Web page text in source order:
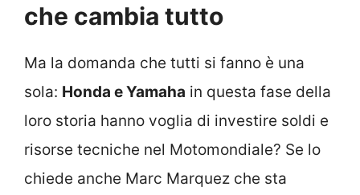
che cambia tutto
Ma la domanda che tutti si fanno è una
sola: Honda e Yamaha in questa fase della
loro storia hanno voglia di investire soldi e
risorse tecniche nel Motomondiale? Se lo
chiede anche Marc Marquez che sta